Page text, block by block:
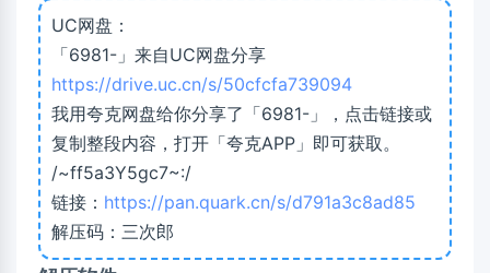
UC网盘：
「6981-」来自UC网盘分享
https://drive.uc.cn/s/50cfcfa739094
我用夸克网盘给你分享了「6981-」，点击链接或
复制整段内容，打开「夸克APP」即可获取。
/~ff5a3Y5gc7~:/
链接： https://pan.quark.cn/s/d791a3c8ad85
解压码：三次郎